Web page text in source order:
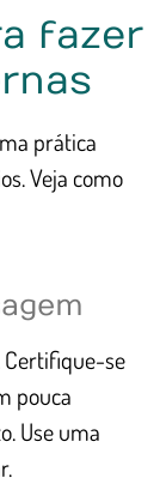
fazer
prática
Veja como
Certifique-se
pouca
Use uma